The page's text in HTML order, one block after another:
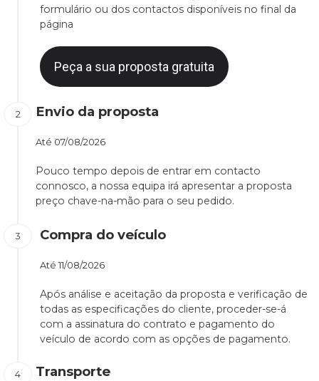
formulário ou dos contactos disponíveis no final da
página
Peça a sua proposta gratuita
Envio da proposta
Até 07/08/2026
Pouco tempo depois de entrar em contacto
connosco, a nossa equipa irá apresentar a proposta
preço chave-na-mão para o seu pedido.
Compra do veículo
Até 11/08/2026
Após análise e aceitação da proposta e verificação de
todas as especificações do cliente, proceder-se-á
com a assinatura do contrato e pagamento do
veículo de acordo com as opções de pagamento.
Transporte